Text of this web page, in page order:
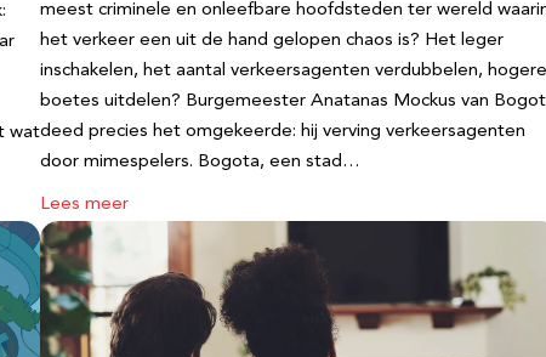
wat
meest criminele en onleefbare hoofdsteden ter wereld
het verkeer een uit de hand gelopen chaos is? Het leger
inschakelen, het aantal verkeersagenten verdubbelen, hogere
boetes uitdelen? Burgemeester Anatanas Mockus van
deed precies het omgekeerde: hij verving verkeersagenten
door mimespelers. Bogota, een stad…
Lees meer